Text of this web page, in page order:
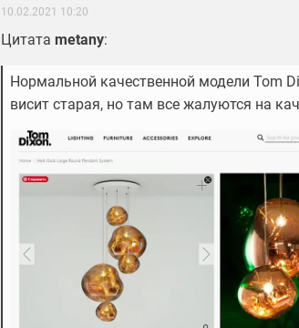
10.02.2021 10:20
Цитата metany:
Нормальной качественной модели Tom
висит старая, но там все жалуются на